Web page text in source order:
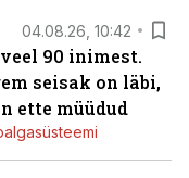
04.08.26, 10:42
90 inimest.
seisak on läbi,
ette müüdud